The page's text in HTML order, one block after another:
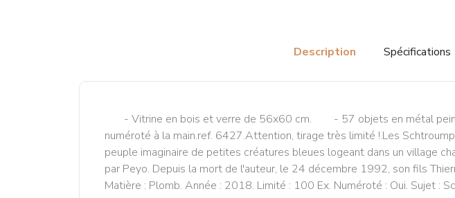
Description Spécifications
- Vitrine en bois et verre de 56x60 cm. - 57 objets en métal
numéroté à la main.ref. 6427.Attention, tirage très limité !.Les
peuple imaginaire de petites créatures bleues logeant dans un village
par Peyo. Depuis la mort de l'auteur, le 24 décembre 1992, son fils
Matière : Plomb. Année : 2018. Limité : 100 Ex. Numéroté : Oui. Sujet :